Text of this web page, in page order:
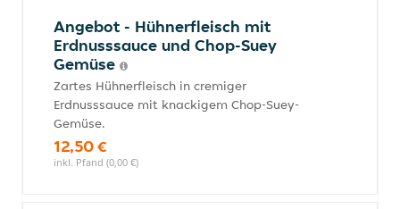
Angebot - Hühnerfleisch mit
Erdnusssauce und Chop-Suey
Gemüse
Zartes Hühnerfleisch in cremiger
Erdnusssauce mit knackigem Chop-Suey-
Gemüse.
12,50 €
inkl. Pfand (0,00 €)